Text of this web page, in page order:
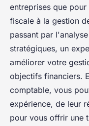
entreprises que
fiscale à la gestion
passant par
stratégiques, un
améliorer votre
objectifs financiers.
comptable, vous
expérience, de leur
pour vous offrir une